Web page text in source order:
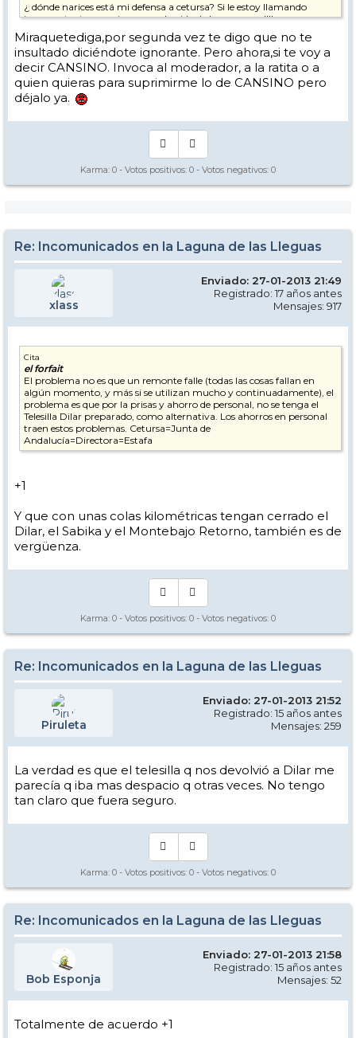
¿ dónde narices está mi defensa a cetursa? Si le estoy llamando
incompetente y que juega con la vida de las personas!!!!
En cuanto al que me llama ignorante, espero que se pase un
moderador por aquí... Si borra algo mío pues también me parecerá
bien. Una cosa es que pueda estar equivocado, no conozco los
primeros años y pensaba que el antiguo dilar era posterior al ts de la
laguna, pero si os parece normal insultar en vez de decir oye mira te
estas equivocando, pues bueno, no me verás insultarte si veo que te
Miraquetediga,por segunda vez te digo que no te
insultado diciéndote ignorante. Pero ahora,si te voy a
decir CANSINO. Invoca al moderador, a la ratita o a
quien quieras para suprimirme lo de CANSINO pero
déjalo ya.
Karma: 0 - Votos positivos: 0 - Votos negativos: 0
Re: Incomunicados en la Laguna de las Lleguas
xlass
Enviado: 27-01-2013 21:49
Registrado: 17 años antes
Mensajes: 917
Cita
el forfait
El problema no es que un remonte falle (todas las cosas fallan en
algún momento, y más si se utilizan mucho y continuadamente), el
problema es que por la prisas y ahorro de personal, no se tenga el
Telesilla Dilar preparado, como alternativa. Los ahorros en personal
traen estos problemas. Cetursa=Junta de
Andalucía=Directora=Estafa
+1
Y que con unas colas kilométricas tengan cerrado el
Dilar, el Sabika y el Montebajo Retorno, también es de
vergüenza.
Karma: 0 - Votos positivos: 0 - Votos negativos: 0
Re: Incomunicados en la Laguna de las Lleguas
Piruleta
Enviado: 27-01-2013 21:52
Registrado: 15 años antes
Mensajes: 259
La verdad es que el telesilla q nos devolvió a Dilar me
parecía q iba mas despacio q otras veces. No tengo
tan claro que fuera seguro.
Karma: 0 - Votos positivos: 0 - Votos negativos: 0
Re: Incomunicados en la Laguna de las Lleguas
Bob Esponja
Enviado: 27-01-2013 21:58
Registrado: 15 años antes
Mensajes: 52
Totalmente de acuerdo +1